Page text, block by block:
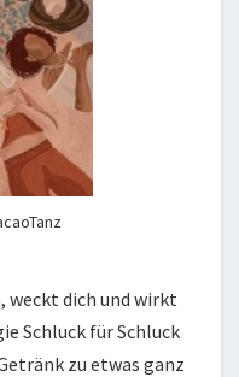
weckt dich und wirkt
Schluck für Schluck
zu etwas ganz